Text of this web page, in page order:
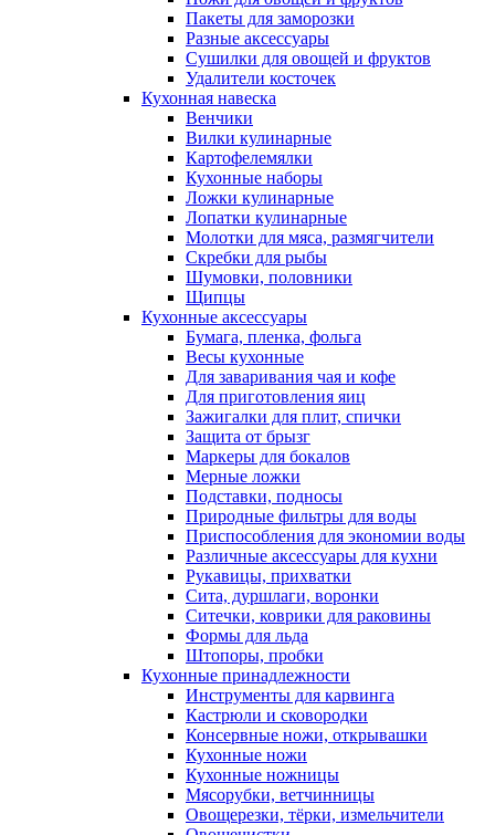
Пакеты для заморозки
Разные аксессуары
Сушилки для овощей и фруктов
Удалители косточек
Кухонная навеска
Венчики
Вилки кулинарные
Картофелемялки
Кухонные наборы
Ложки кулинарные
Лопатки кулинарные
Молотки для мяса, размягчители
Скребки для рыбы
Шумовки, половники
Щипцы
Кухонные аксессуары
Бумага, пленка, фольга
Весы кухонные
Для заваривания чая и кофе
Для приготовления яиц
Зажигалки для плит, спички
Защита от брызг
Маркеры для бокалов
Мерные ложки
Подставки, подносы
Природные фильтры для воды
Приспособления для экономии воды
Различные аксессуары для кухни
Рукавицы, прихватки
Сита, дуршлаги, воронки
Ситечки, коврики для раковины
Формы для льда
Штопоры, пробки
Кухонные принадлежности
Инструменты для карвинга
Кастрюли и сковородки
Консервные ножи, открывашки
Кухонные ножи
Кухонные ножницы
Мясорубки, ветчинницы
Овощерезки, тёрки, измельчители